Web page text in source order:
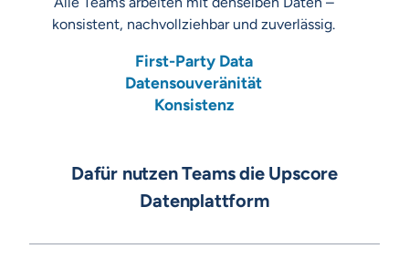
konsistent, nachvollziehbar und zuverlässig.
First-Party Data
Datensouveränität
Konsistenz
Dafür nutzen Teams die Upscore
Datenplattform